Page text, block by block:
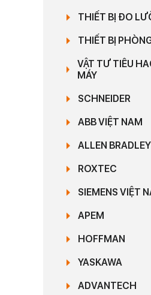
THIẾT BỊ ĐO
THIẾT BỊ
VẬT TƯ TIÊU
MÁY
SCHNEIDER
ABB VIỆT NAM
ALLEN BRADLEY
ROXTEC
SIEMENS VIỆT
APEM
HOFFMAN
YASKAWA
ADVANTECH